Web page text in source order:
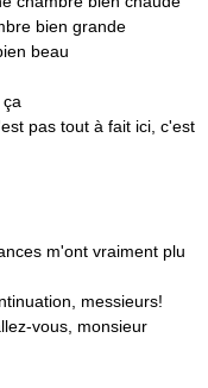
bien grande
beau
pas tout à fait ici, c'est
m'ont vraiment plu
messieurs!
vous, monsieur